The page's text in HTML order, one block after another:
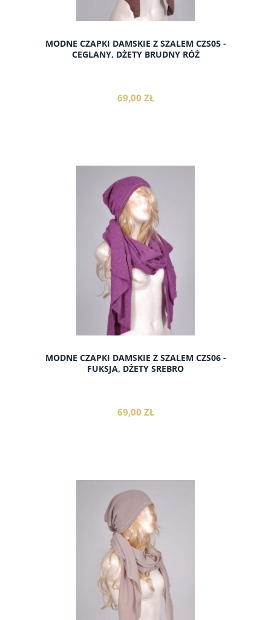
MODNE CZAPKI DAMSKIE Z SZALEM CZS05 -
CEGLANY, DŻETY BRUDNY RÓŻ
69,00 ZŁ
do koszyka
MODNE CZAPKI DAMSKIE Z SZALEM CZS06 -
FUKSJA, DŻETY SREBRO
69,00 ZŁ
do koszyka